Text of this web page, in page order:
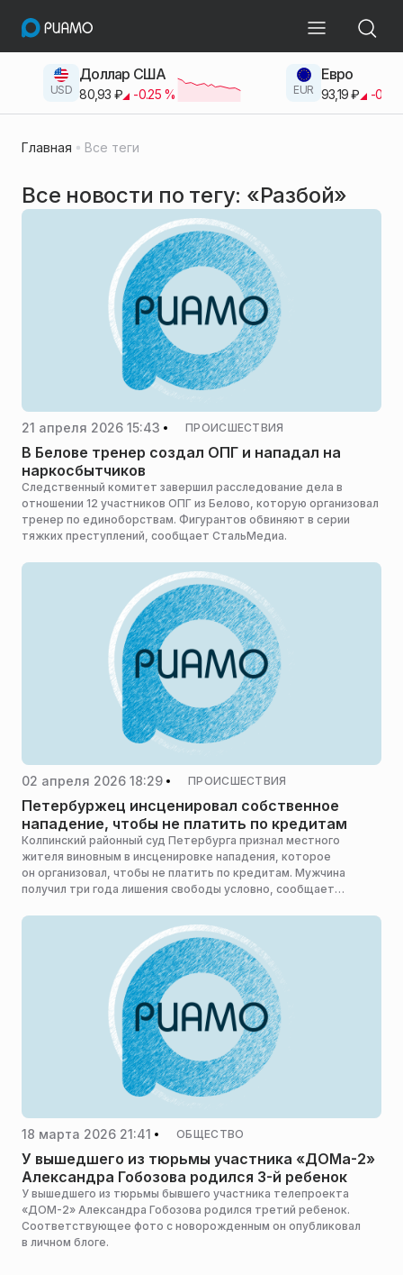
USD
Доллар США
80,93 ₽ -0.25% EUR
Евро
93,19 ₽ -0.42
Главная Все теги
Все новости по тегу: «Разбой»
21 апреля 2026 15:43 ПРОИСШЕСТВИЯ
В Белове тренер создал ОПГ и нападал на
наркосбытчиков
Следственный комитет завершил расследование дела в
отношении 12 участников ОПГ из Белово, которую организовал
тренер по единоборствам. Фигурантов обвиняют в серии
тяжких преступлений, сообщает СтальМедиа.
02 апреля 2026 18:29 ПРОИСШЕСТВИЯ
Петербуржец инсценировал собственное
нападение, чтобы не платить по кредитам
Колпинский районный суд Петербурга признал местного
жителя виновным в инсценировке нападения, которое
он организовал, чтобы не платить по кредитам. Мужчина
получил три года лишения свободы условно, сообщает
18 марта 2026 21:41 ОБЩЕСТВО
У вышедшего из тюрьмы участника «ДОМа-2»
Александра Гобозова родился 3-й ребенок
У вышедшего из тюрьмы бывшего участника телепроекта
«ДОМ-2» Александра Гобозова родился третий ребенок.
Соответствующее фото с новорожденным он опубликовал
в личном блоге.